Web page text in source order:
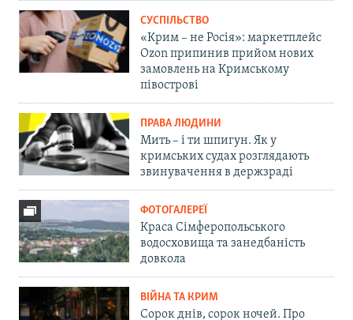
СУСПІЛЬСТВО
«Крим – не Росія»: маркетплейс
Ozon припинив прийом нових
замовлень на Кримському
півострові
ПРАВА ЛЮДИНИ
Мить – і ти шпигун. Як у
кримських судах розглядають
звинувачення в держзраді
ФОТОГАЛЕРЕЇ
Краса Сімферопольського
водосховища та занедбаність
довкола
ВІЙНА ТА КРИМ
Сорок днів, сорок ночей. Про